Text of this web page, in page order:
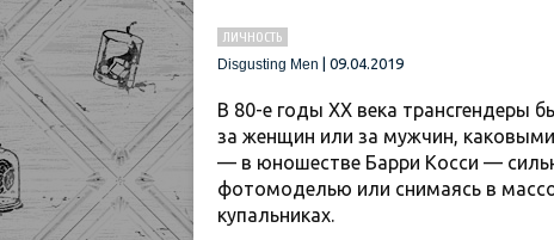
ЛИЧНОСТЬ
Disgusting Men
09.04.2019
В 80-е годы XX века трансгендеры
за женщин или за мужчин,
— в юношестве Барри Косси —
фотомоделью или снимаясь в
купальниках.